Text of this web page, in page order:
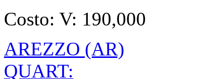
Costo: V: 190,000
AREZZO (AR)
QUART: